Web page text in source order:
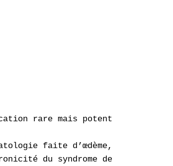
rare mais
faite d’œdème,
du syndrome de loge.